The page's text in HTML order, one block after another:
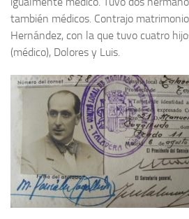
Biblioteca
Catálogo Biblioteca
Fondo Mario J. Bonilla
Biblioteca-Novedades
Publicaciones destacadas de nuestra
Noticias
Tienda
también médicos. Contrajo
Hernández, con la que tuvo cuatro
(médico), Dolores y Luis.